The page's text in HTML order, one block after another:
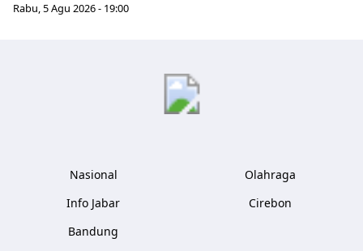
Rabu, 5 Agu 2026 - 19:00
Nasional
Info Jabar
Bandung
Olahraga
Cirebon